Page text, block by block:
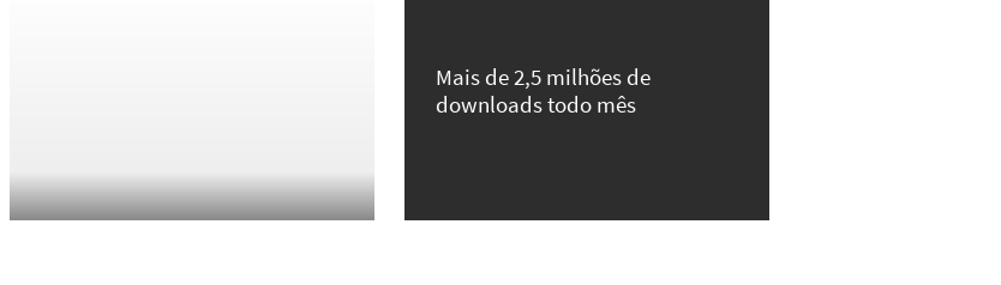
Mais de 2,5 milhões de
downloads todo mês